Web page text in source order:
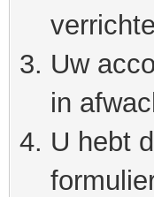
Uw
in
U hebt